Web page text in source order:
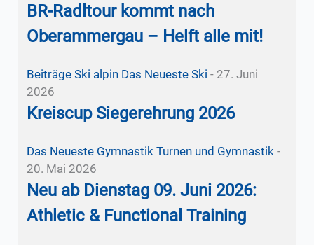
BR-Radltour kommt nach
Oberammergau – Helft alle mit!
Beiträge Ski alpin Das Neueste Ski - 27. Juni
2026
Kreiscup Siegerehrung 2026
Das Neueste Gymnastik Turnen und Gymnastik -
20. Mai 2026
Neu ab Dienstag 09. Juni 2026:
Athletic & Functional Training